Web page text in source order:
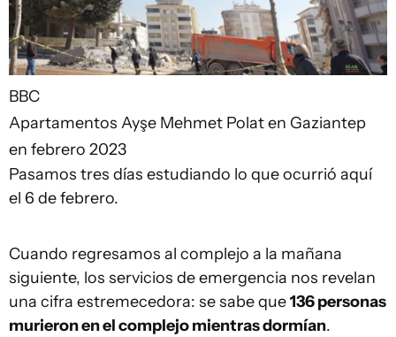
BBC
Apartamentos Ayşe Mehmet Polat en Gaziantep
en febrero 2023
Pasamos tres días estudiando lo que ocurrió aquí
el 6 de febrero.
Cuando regresamos al complejo a la mañana
siguiente, los servicios de emergencia nos revelan
una cifra estremecedora: se sabe que136 personas
murieronen el complejomientras dormían.